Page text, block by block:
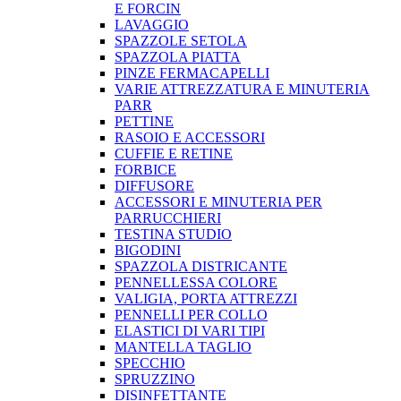
E FORCIN
LAVAGGIO
SPAZZOLE SETOLA
SPAZZOLA PIATTA
PINZE FERMACAPELLI
VARIE ATTREZZATURA E MINUTERIA
PARR
PETTINE
RASOIO E ACCESSORI
CUFFIE E RETINE
FORBICE
DIFFUSORE
ACCESSORI E MINUTERIA PER
PARRUCCHIERI
TESTINA STUDIO
BIGODINI
SPAZZOLA DISTRICANTE
PENNELLESSA COLORE
VALIGIA, PORTA ATTREZZI
PENNELLI PER COLLO
ELASTICI DI VARI TIPI
MANTELLA TAGLIO
SPECCHIO
SPRUZZINO
DISINFETTANTE